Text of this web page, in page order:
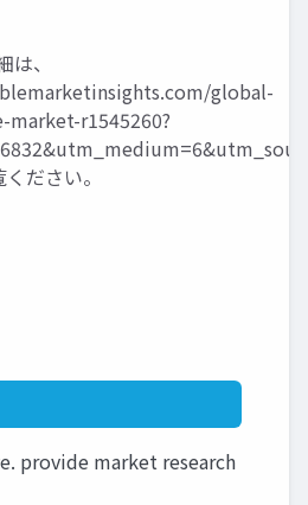
、
global-
r1545260?
ださい。
provide market research